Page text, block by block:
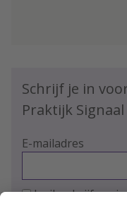
Schrijf je in
Praktijk Signaal
E-mailadres
Ja, ik schrijf me in